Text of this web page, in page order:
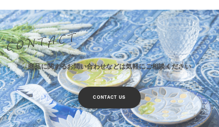
商品に関するお問い合わせなどは気軽にご相談ください
CONTACT US